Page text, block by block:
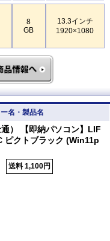
8
GB
13.3インチ
1920×1080
名・製品名
） 【即納パソコン】LIF
ピクトブラック (Win11p
送料 1,100円